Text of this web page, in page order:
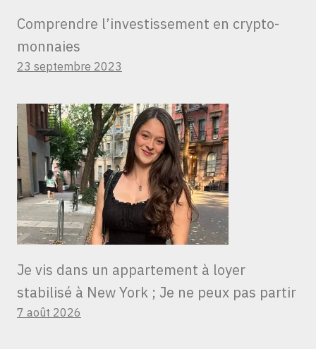
Comprendre l’investissement en crypto-
monnaies
23 septembre 2023
Je vis dans un appartement à loyer
stabilisé à New York ; Je ne peux pas partir
7 août 2026